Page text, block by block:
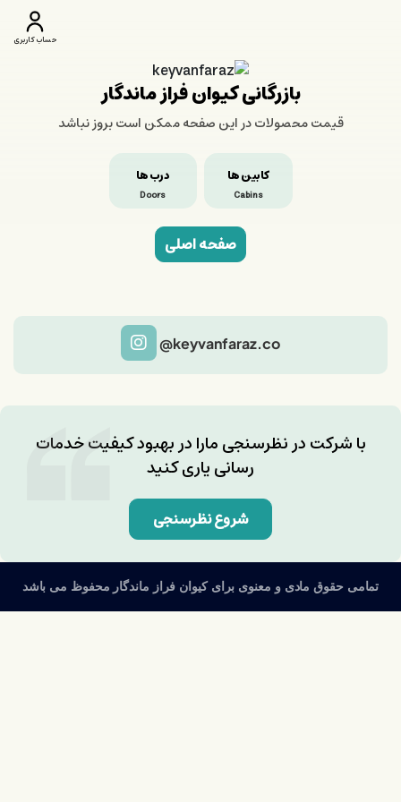
حساب کاربری
بازرگانی کیوان فراز ماندگار
قیمت محصولات در این صفحه ممکن است بروز نباشد
کابین ها
Cabins
درب ها
Doors
صفحه اصلی
@keyvanfaraz.co
با شرکت در نظرسنجی مارا در بهبود کیفیت خدمات
رسانی یاری کنید
شروع نظرسنجی
تمامی حقوق مادی و معنوی برای کیوان فراز ماندگار محفوظ می باشد